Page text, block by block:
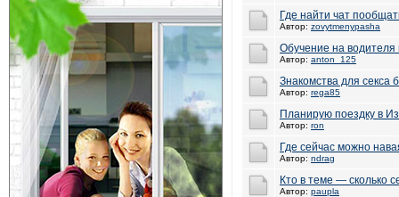
Где найти чат
Автор: zovytmenypasha
Обучение на водителя
Автор: anton_125
Знакомства для секса
Автор: rega85
Планирую поездку в
Автор: ron
Где сейчас можно
Автор: ndrag
Кто в теме — сколько
Автор: paupla